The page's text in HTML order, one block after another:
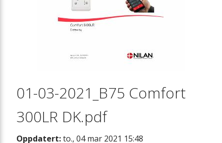
01-03-2021_B75 Comfort
300LR DK.pdf
Oppdatert:to., 04 mar 2021 15:48